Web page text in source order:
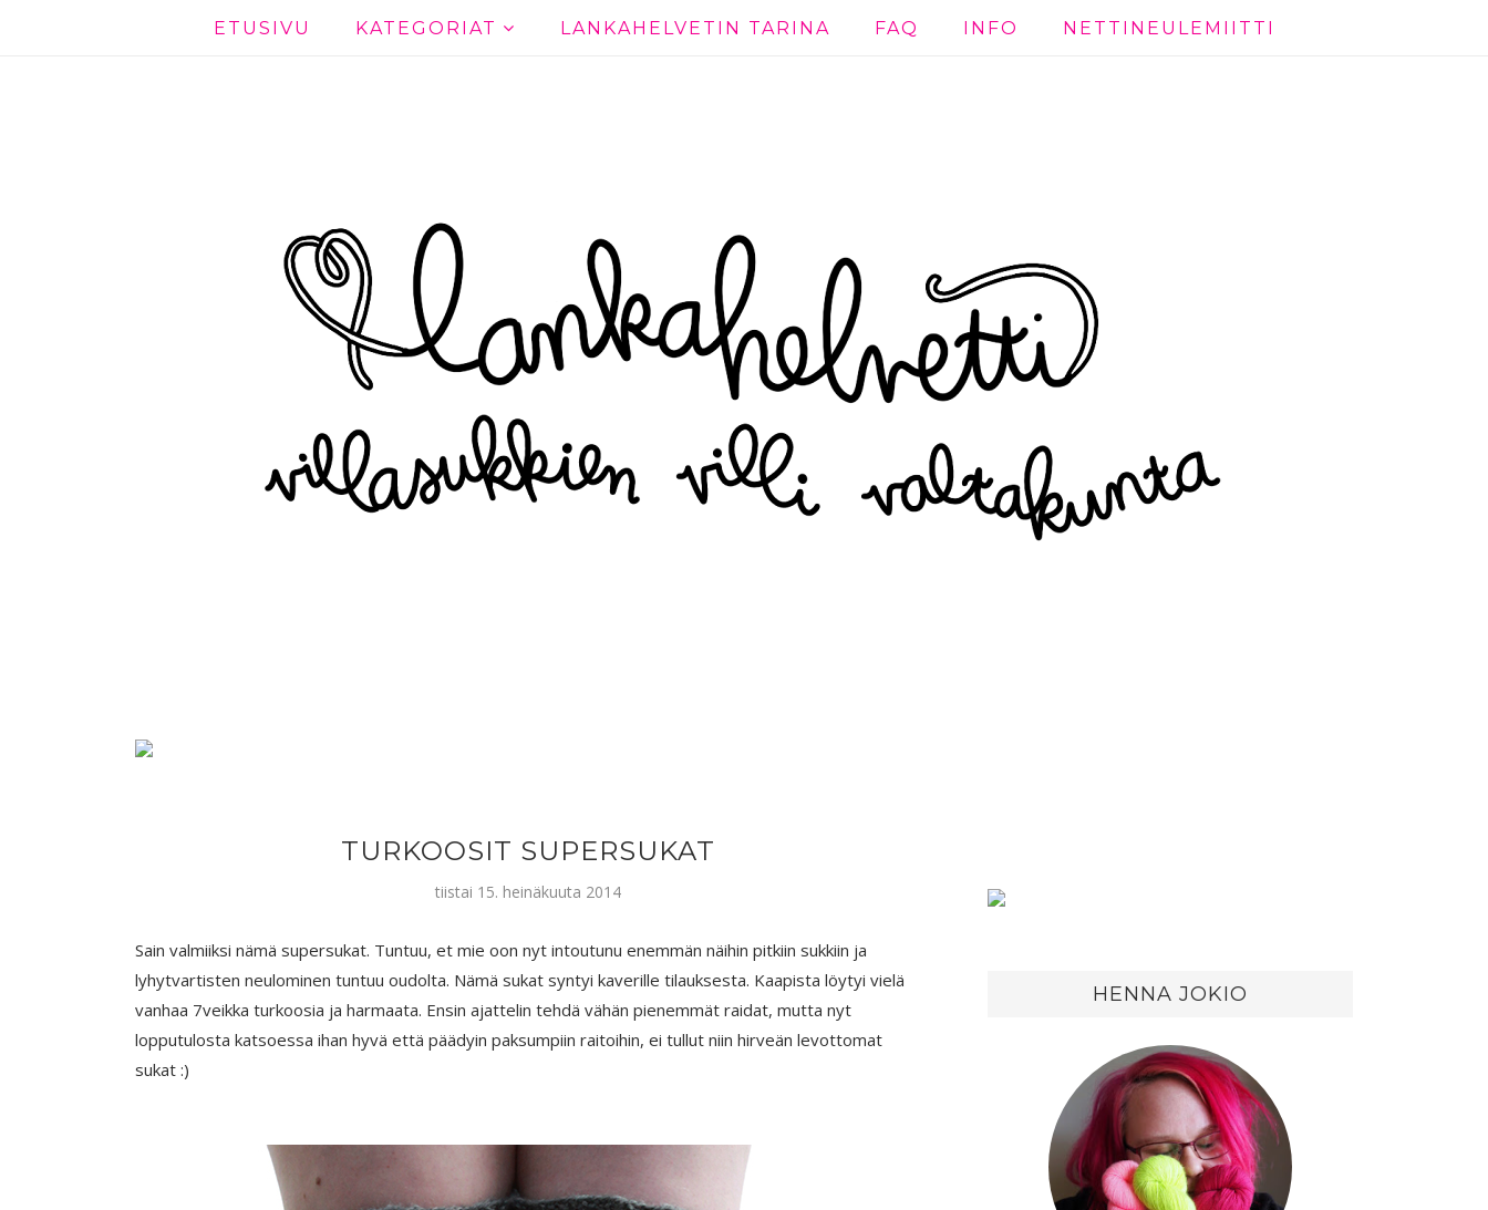
ETUSIVU KATEGORIAT LANKAHELVETIN TARINA FAQ INFO NETTINEULEMIITTI
TURKOOSIT SUPERSUKAT
tiistai 15. heinäkuuta 2014
Sain valmiiksi nämä supersukat. Tuntuu, et mie oon nyt intoutunu enemmän näihin pitkiin sukkiin ja
lyhytvartisten neulominen tuntuu oudolta. Nämä sukat syntyi kaverille tilauksesta. Kaapista löytyi vielä
vanhaa 7veikka turkoosia ja harmaata. Ensin ajattelin tehdä vähän pienemmät raidat, mutta nyt
lopputulosta katsoessa ihan hyvä että päädyin paksumpiin raitoihin, ei tullut niin hirveän levottomat
sukat :)
HENNA JOKIO